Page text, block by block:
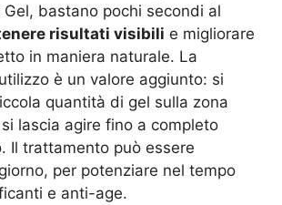
Gel, bastano pochi secondi al
risultati visibili e migliorare
in maniera naturale. La
è un valore aggiunto: si
quantità di gel sulla zona
lascia agire fino a completo
Il trattamento può essere
per potenziare nel tempo
e anti-age.